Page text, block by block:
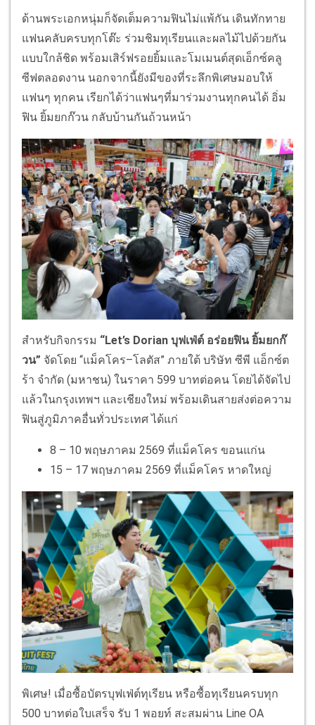
ด้านพระเอกหนุ่มก็จัดเต็มความฟินไม่แพ้กัน เดินทักทาย
แฟนคลับครบทุกโต๊ะ ร่วมชิมทุเรียนและผลไม้ไปด้วยกัน
แบบใกล้ชิด พร้อมเสิร์ฟรอยยิ้มและโมเมนต์สุดเอ็กซ์คลู
ซีฟตลอดงาน นอกจากนี้ยังมีของที่ระลึกพิเศษมอบให้
แฟนๆ ทุกคน เรียกได้ว่าแฟนๆที่มาร่วมงานทุกคนได้ อิ่ม
ฟิน ยิ้มยกก๊วน กลับบ้านกันถ้วนหน้า
สำหรับกิจกรรม “Let’s Dorian บุฟเฟ่ต์ อร่อยฟิน ยิ้มยกก๊
วน” จัดโดย “แม็คโคร–โลตัส” ภายใต้ บริษัท ซีพี แอ็กซ์ต
ร้า จำกัด (มหาชน) ในราคา 599 บาทต่อคน โดยได้จัดไป
แล้วในกรุงเทพฯ และเชียงใหม่ พร้อมเดินสายส่งต่อความ
ฟินสู่ภูมิภาคอื่นทั่วประเทศ ได้แก่
8 – 10 พฤษภาคม 2569 ที่แม็คโคร ขอนแก่น
15 – 17 พฤษภาคม 2569 ที่แม็คโคร หาดใหญ่
พิเศษ! เมื่อซื้อบัตรบุฟเฟ่ต์ทุเรียน หรือซื้อทุเรียนครบทุก
500 บาทต่อใบเสร็จ รับ 1 พอยท์ สะสมผ่าน Line OA